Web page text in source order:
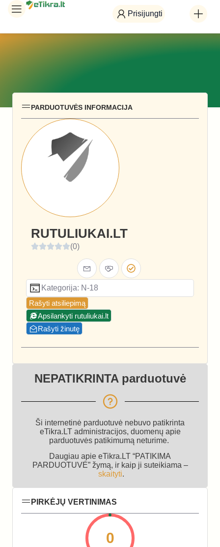
Prisijungti
PARDUOTUVĖS INFORMACIJA
RUTULIUKAI.LT
(0)
Kategorija: N-18
Rašyti atsiliepimą
Apsilankyti rutuliukai.lt
Rašyti žinutę
NEPATIKRINTA parduotuvė
Ši internetinė parduotuvė nebuvo patikrinta
eTikra.LT administracijos, duomenų apie
parduotuvės patikimumą neturime.
Daugiau apie eTikra.LT “PATIKIMA
PARDUOTUVĖ” žymą, ir kaip ji suteikiama –
skaityti.
PIRKĖJŲ VERTINIMAS
0